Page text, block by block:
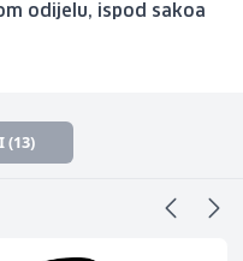
odijelu, ispod sakoa
(13)